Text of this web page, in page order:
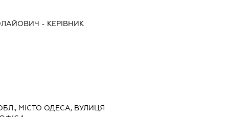
- КЕРІВНИК
МІСТО ОДЕСА, ВУЛИЦЯ